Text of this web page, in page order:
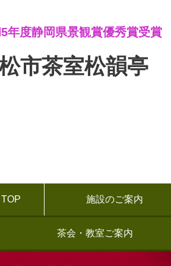
年度静岡県景観賞優秀賞受賞
市茶室松韻亭
TOP 施設のご案内
茶会・教室ご案内